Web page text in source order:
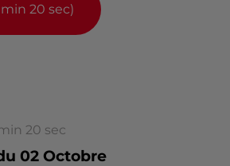
20 sec)
20 sec
02 Octobre